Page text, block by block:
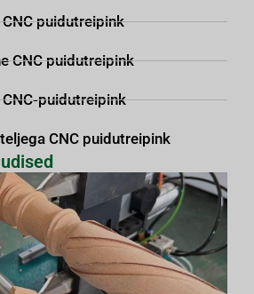
puidutreipink
CNC puidutreipink
puidutreipink
CNC puidutreipink